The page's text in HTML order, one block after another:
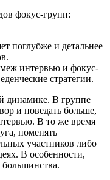
фокус-групп:
поглубже и детальнее
интервью и фокус-
стратегии.
динамике. В группе
и поведать больше,
В то же время
поменять
участников либо
В особенности,
большинства.